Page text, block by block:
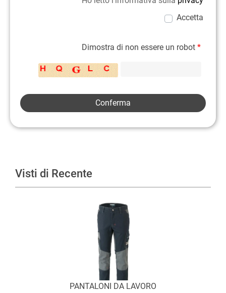
Accetta
Dimostra di non essere un robot *
Visti di Recente
PANTALONI DA LAVORO